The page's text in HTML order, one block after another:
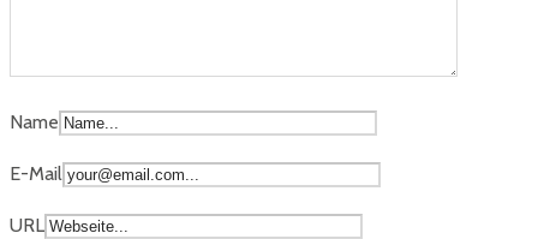
Name
E-Mail
URL